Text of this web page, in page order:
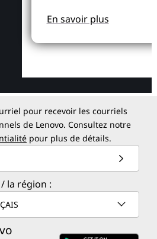
En savoir plus
pour recevoir les courriels
de Lenovo. Consultez notre
pour plus de détails.
la région :